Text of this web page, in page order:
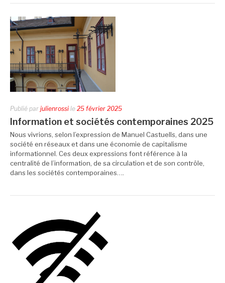
Publié par julienrossi le 25 février 2025
Information et sociétés contemporaines 2025
Nous vivrions, selon l’expression de Manuel Castuells, dans une
société en réseaux et dans une économie de capitalisme
informationnel. Ces deux expressions font référence à la
centralité de l’information, de sa circulation et de son contrôle,
dans les sociétés contemporaines….